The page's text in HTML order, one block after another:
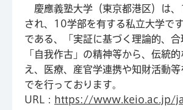
慶應義塾大学（東京都港区）は
され、10学部を有する私立大学で
である、「実証に基づく理論的、
「自我作古」の精神等から、伝統
え、医療、産官学連携や知財活動
でを行っております。
URL：
https://www.keio.ac.jp/